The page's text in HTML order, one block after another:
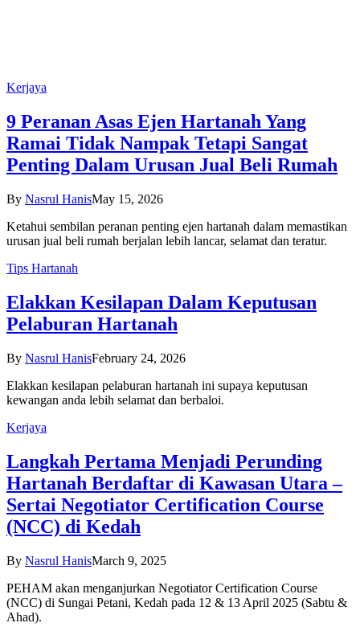
Kerjaya
9 Peranan Asas Ejen Hartanah Yang
Ramai Tidak Nampak Tetapi Sangat
Penting Dalam Urusan Jual Beli Rumah
By Nasrul HanisMay 15, 2026
Ketahui sembilan peranan penting ejen hartanah dalam memastikan
urusan jual beli rumah berjalan lebih lancar, selamat dan teratur.
Tips Hartanah
Elakkan Kesilapan Dalam Keputusan
Pelaburan Hartanah
By Nasrul HanisFebruary 24, 2026
Elakkan kesilapan pelaburan hartanah ini supaya keputusan
kewangan anda lebih selamat dan berbaloi.
Kerjaya
Langkah Pertama Menjadi Perunding
Hartanah Berdaftar di Kawasan Utara –
Sertai Negotiator Certification Course
(NCC) di Kedah
By Nasrul HanisMarch 9, 2025
PEHAM akan menganjurkan Negotiator Certification Course
(NCC) di Sungai Petani, Kedah pada 12 & 13 April 2025 (Sabtu &
Ahad).